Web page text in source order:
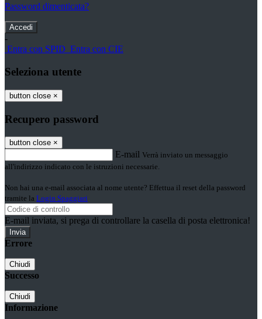
Password dimenticata?
-
Entra con SPID Entra con CIE
Seleziona utente
button close ×
Recupero password
button close ×
E-mail Verrà inviato un messaggio
all'indirizzo indicato con le istruzioni necessarie.
Non hai una e-mail associata al nome utente? Effettua il reset della password
tramite la Login Spaggiari
E-mail inviata, si prega di controllare la casella di posta elettronica!
Errore
Chiudi
Successo
Chiudi
Informazione